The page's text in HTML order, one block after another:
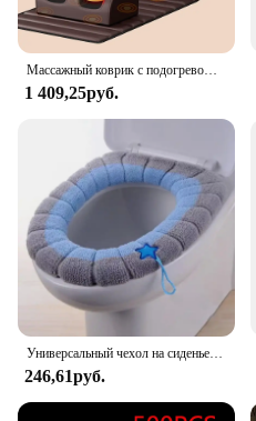
1 409,25руб.
246,61руб.